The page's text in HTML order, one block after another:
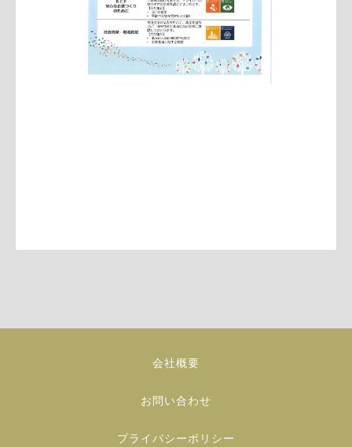
会社概要
お問い合わせ
プライバシーポリシー